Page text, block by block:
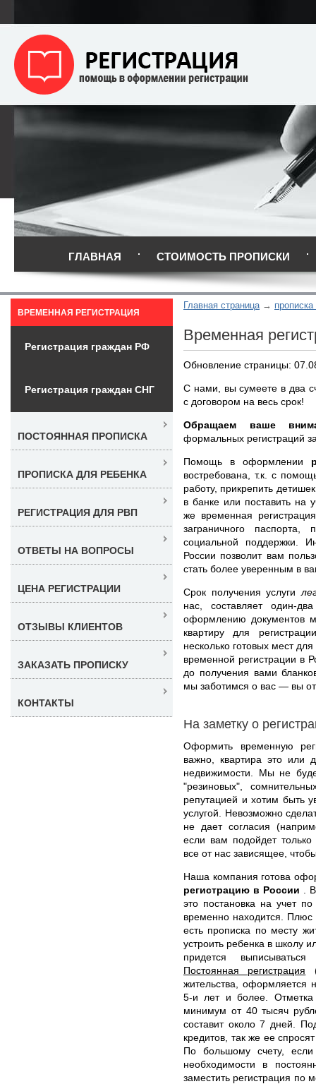
ГЛАВНАЯ СТОИМОСТЬ ПРОПИСКИ
Главная страница
Временная
Обновление страницы:
С нами, вы сумеете в два
с договором на весь срок!
Обращаем ваше
формальных регистраций
Помощь в оформлении
востребована, т.к. с
работу, прикрепить
в банке или поставить на
же временная
заграничного
социальной поддержки.
России позволит вам
стать более уверенным в
Срок получения услуги
нас, составляет один-
оформлению документов
квартиру для
несколько готовых мест
временной регистрации в
до получения вами
мы заботимся о вас — вы
На заметку о
Оформить временную
важно, квартира это или
недвижимости. Мы не
"резиновых",
репутацией и хотим быть
услугой. Невозможно
не дает согласия
если вам подойдет
все от нас зависящее,
Наша компания готова
регистрацию в России
.
это постановка на учет
временно находится. Плюс
есть прописка по месту
устроить ребенка в школу
придется
Постоянная регистрация
жительства, оформляется
5-и лет и более. Отметка
минимум от 40 тысяч
составит около 7 дней.
кредитов, так же ее
По большому счету,
необходимости в
заместить регистрация по
ВРЕМЕННАЯ РЕГИСТРАЦИЯ
Регистрация граждан РФ
Регистрация граждан СНГ
ПОСТОЯННАЯ ПРОПИСКА
ПРОПИСКА ДЛЯ РЕБЕНКА
РЕГИСТРАЦИЯ ДЛЯ РВП
ОТВЕТЫ НА ВОПРОСЫ
ЦЕНА РЕГИСТРАЦИИ
ОТЗЫВЫ КЛИЕНТОВ
ЗАКАЗАТЬ ПРОПИСКУ
КОНТАКТЫ